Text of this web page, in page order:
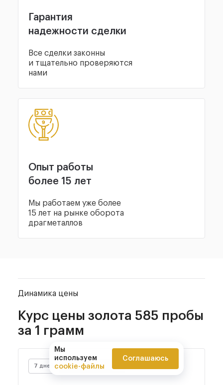
Гарантия
надежности сделки
Все сделки законны
и тщательно проверяются
нами
Опыт работы
более 15 лет
Мы работаем уже более
15 лет на рынке оборота
драгметаллов
Динамика цены
Курс цены золота 585 пробы
за 1 грамм
7 дней 14 дней 30 дней
Мы
используем
cookie-файлы
Соглашаюсь